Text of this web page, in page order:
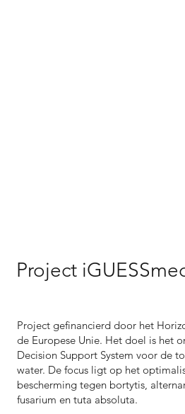
Project
Project gefinancierd door het
de Europese Unie. Het doel is het
Decision Support System voor de
water. De focus ligt op het
bescherming tegen bortytis,
fusarium en tuta absoluta.